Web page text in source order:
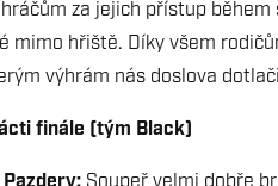
za jejich přístup
mimo hřiště. Díky všem
výhrám nás doslova
finále (tým Black)